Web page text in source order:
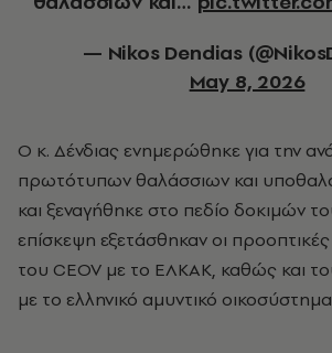
— Nikos Dendias
May 8, 2026
Ο κ. Δένδιας ενημερώθηκε για την
πρωτότυπων θαλάσσιων και
και ξεναγήθηκε στο πεδίο δοκιμών
επίσκεψη εξετάσθηκαν οι
του CEOV με το ΕΛΚΑΚ, καθώς και
με το ελληνικό αμυντικό